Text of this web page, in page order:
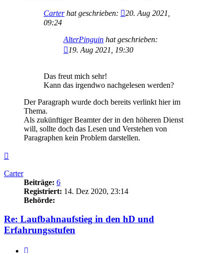
Carterhat geschrieben:
20. Aug 2021,
09:24
AlterPinguin hat geschrieben:
19. Aug 2021, 19:30
Das freut mich sehr!
Kann das irgendwo nachgelesen werden?
Der Paragraph wurde doch bereits verlinkt hier im
Thema.
Als zukünftiger Beamter der in den höheren Dienst
will, sollte doch das Lesen und Verstehen von
Paragraphen kein Problem darstellen.
Carter
Beiträge: 6
Registriert: 14. Dez 2020, 23:14
Behörde:
Re: Laufbahnaufstieg in den hD und
Erfahrungsstufen